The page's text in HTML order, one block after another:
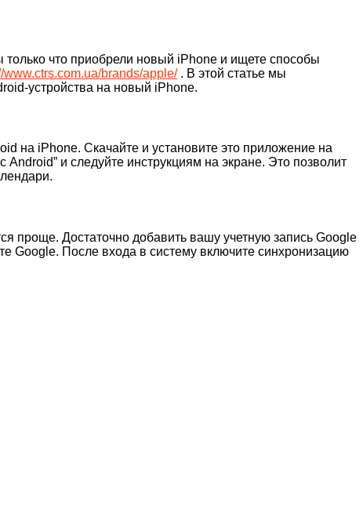
что приобрели новый iPhone и ищете способы
www.ctrs.com.ua/brands/apple/. В этой статье мы
устройства на новый iPhone.
на iPhone. Скачайте и установите это приложение на
и следуйте инструкциям на экране. Это позволит
проще. Достаточно добавить вашу учетную запись Google
Google. После входа в систему включите синхронизацию